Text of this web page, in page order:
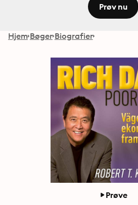
Prøv nu
Hjem Bøger Biografier
Prøve